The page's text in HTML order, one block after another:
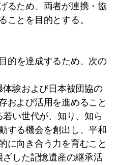
るため、両者が連携・協
ことを目的とする。
的を達成するため、次の
験および日本被団協の
および活用を進めること
い世代が、知り、知ら
する機会を創出し、平和
に向き合う力を育むこと
した記憶遺産の継承活